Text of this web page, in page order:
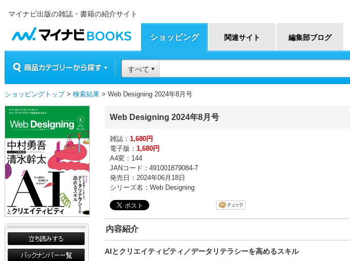
マイナビ出版の雑誌・書籍の紹介サイト
マイナビBOOKS
ショッピング 関連サイト 編集部ブログ
すべて
ショッピングトップ> 検索結果 > Web Designing 2024年8月号
Web Designing 2024年8月号
雑誌： 1,680円
電子版： 1,680円
A4変：144
JANコード：491001879084-7
発売日：2024年06月18日
シリーズ名：Web Designing
内容紹介
AIとクリエイティビティ／データリテラシーを高めるスキル